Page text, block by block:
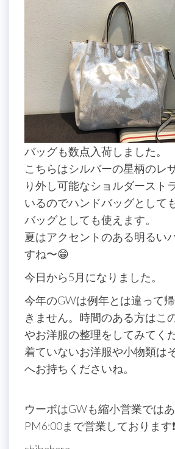
バッグも数点入荷しました。
こちらはシルバーの星柄のレ
り外し可能なショルダースト
いるのでハンドバッグとして
バッグとしても使えます。
夏はアクセントのある明るい
すね〜😁
今日から5月になりました。
今年のGWは例年とは違って
きません。時間のある方はこ
やお洋服の整理をしてみてく
着ていないお洋服や小物類は
へお持ちくださいね。
ウーボはGWも縮小営業では
PM6:00まで営業しております❗️